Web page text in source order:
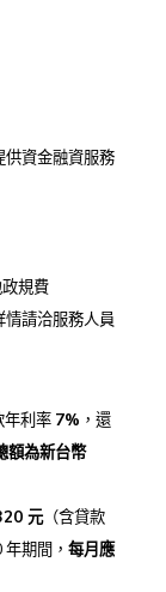
供資金融資服務
規費
請洽服務人員
利率 7% ，還
額為新台幣
元（含貸款
期間， 每月應